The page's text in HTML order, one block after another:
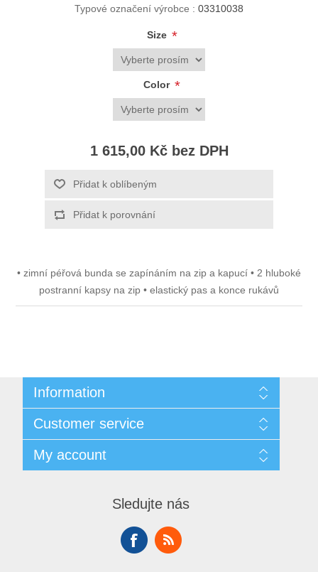
Typové označení výrobce : 03310038
Size *
Color *
1 615,00 Kč bez DPH
Přidat k oblíbeným
Přidat k porovnání
• zimní péřová bunda se zapínáním na zip a kapucí • 2 hluboké
postranní kapsy na zip • elastický pas a konce rukávů
Information
Doprava
GDPR
Obchodní podmínky
O nás
Customer service
Recently viewed products
My account
Sledujte nás